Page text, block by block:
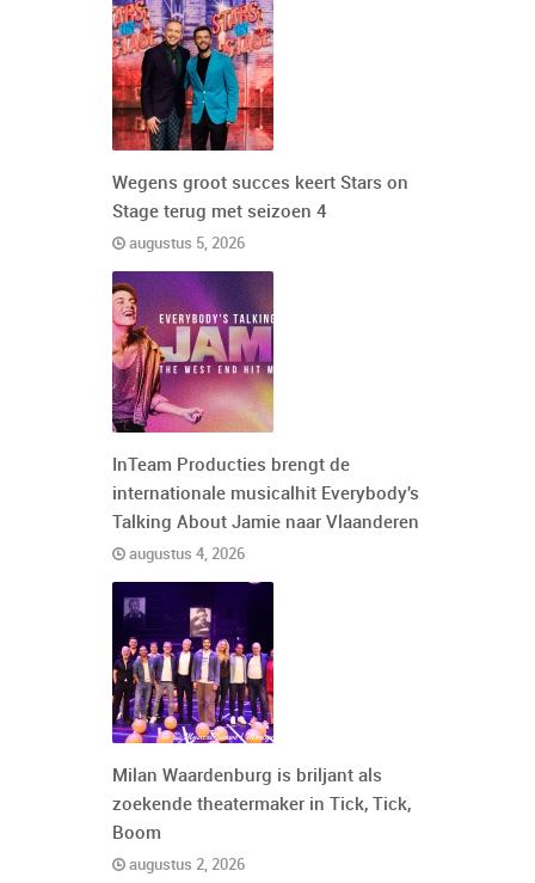
Wegens groot succes keert Stars on
Stage terug met seizoen 4
augustus 5, 2026
InTeam Producties brengt de
internationale musicalhit Everybody's
Talking About Jamie naar Vlaanderen
augustus 4, 2026
Milan Waardenburg is briljant als
zoekende theatermaker in Tick, Tick,
Boom
augustus 2, 2026